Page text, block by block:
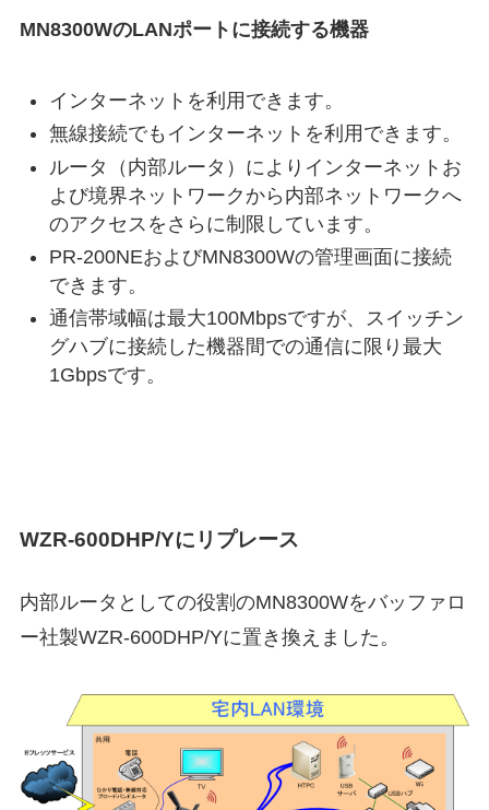
MN8300WのLANポートに接続する機器
インターネットを利用できます。
無線接続でもインターネットを利用できます。
ルータ（内部ルータ）によりインターネットお
よび境界ネットワークから内部ネットワークへ
のアクセスをさらに制限しています。
PR-200NEおよびMN8300Wの管理画面に接続
できます。
通信帯域幅は最大100Mbpsですが、スイッチン
グハブに接続した機器間での通信に限り最大
1Gbpsです。
WZR-600DHP/Yにリプレース
内部ルータとしての役割のMN8300Wをバッファロ
ー社製WZR-600DHP/Yに置き換えました。